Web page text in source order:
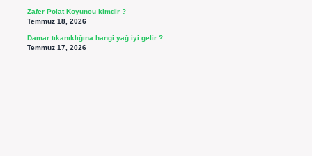
Zafer Polat Koyuncu kimdir ?
Temmuz 18, 2026
Damar tıkanıklığına hangi yağ iyi gelir ?
Temmuz 17, 2026